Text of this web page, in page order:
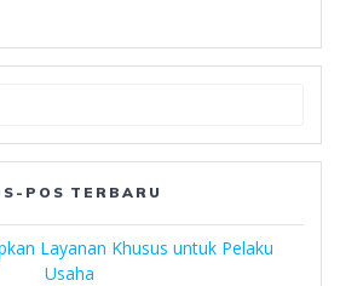
POS TERBARU
Layanan Khusus untuk Pelaku
Usaha